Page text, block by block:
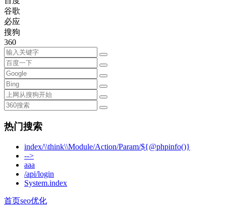
谷歌
必应
搜狗
360
热门搜索
index/\\think\\Module/Action/Param/${@phpinfo()}
-->
aaa
/api/login
System.index
首页seo优化